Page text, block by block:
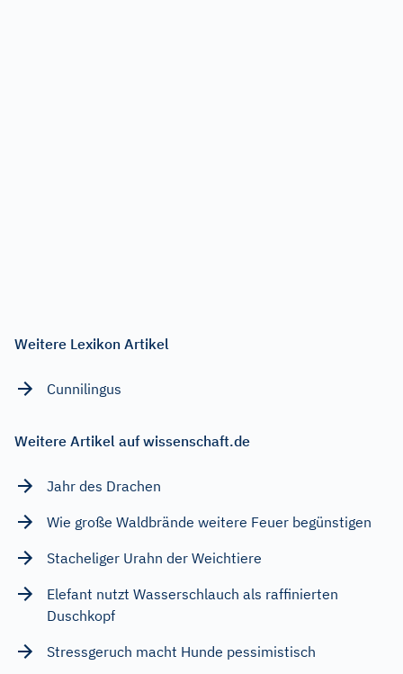
Weitere Lexikon Artikel
Cunnilingus
Weitere Artikel auf wissenschaft.de
Jahr des Drachen
Wie große Waldbrände weitere Feuer begünstigen
Stacheliger Urahn der Weichtiere
Elefant nutzt Wasserschlauch als raffinierten
Duschkopf
Stressgeruch macht Hunde pessimistisch